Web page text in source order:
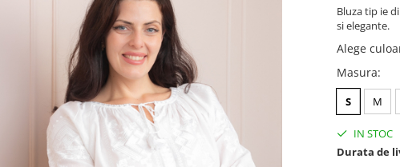
Bluza tip ie
si elegante.
Alege
Masura:
S M
IN STOC
Durata de